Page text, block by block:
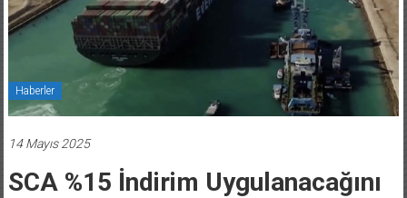
Haberler
14 Mayıs 2025
SCA %15 İndirim Uygulanacağını